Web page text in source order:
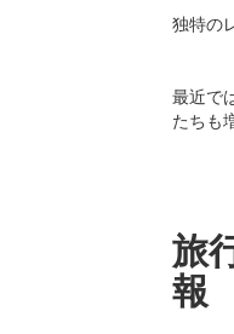
独特の
最近で
たちも
旅
報